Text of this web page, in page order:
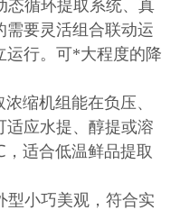
态循环提取系统、真
需要灵活组合联动运
运行。可*大程度的降
缩机组能在负压、
适应水提、醇提或溶
适合低温鲜品提取
型小巧美观，符合实